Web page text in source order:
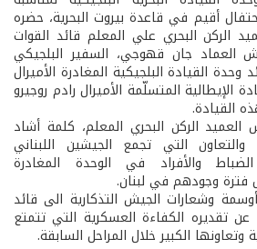
أقيم في قاعدة بيروت البحرية، حضره
الركن البحري علي المعلم قائد القوات
العماد جان قهوجي، السفير البلجيكي
القيادة البلجيكية المغادرة الأميرال
الإيطالية المتسلّمة الأميرال رادم روجيرو
القيادة.
الركن البحري المعلم، كلمة أشاد
التي تجمع الجيشين اللبناني
الضباط والأفراد في الوحدة المغادرة
فترة وجودهم في لبنان.
وشعارات الجيش التذكارية الى قائد
عن تقديره الكفاءة العسكرية التي تتمتع
وتعاونها الكبير خلال المراحل السابقة.